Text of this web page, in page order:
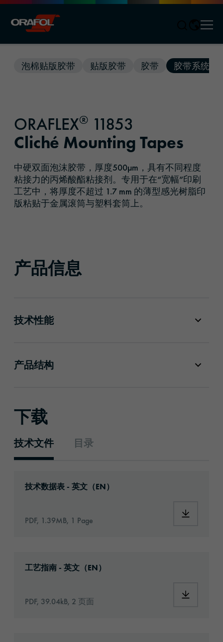
泡棉贴版胶带 贴版胶带 胶带 胶带系统
ORAFLEX® 11853
Cliché Mounting Tapes
中硬双面泡沫胶带，厚度500µm，具有不同程度
粘接力的丙烯酸酯粘接剂。专用于在“宽幅”印刷
工艺中，将厚度不超过 1.7 mm 的薄型感光树脂印
版粘贴于金属滚筒与塑料套筒上。
产品信息
技术性能
产品结构
下载
技术文件 目录
技术数据表 - 英文（EN）
PDF, 1.39MB, 1 Page
工艺指南 - 英文（EN）
PDF, 39.04kB, 2 页面